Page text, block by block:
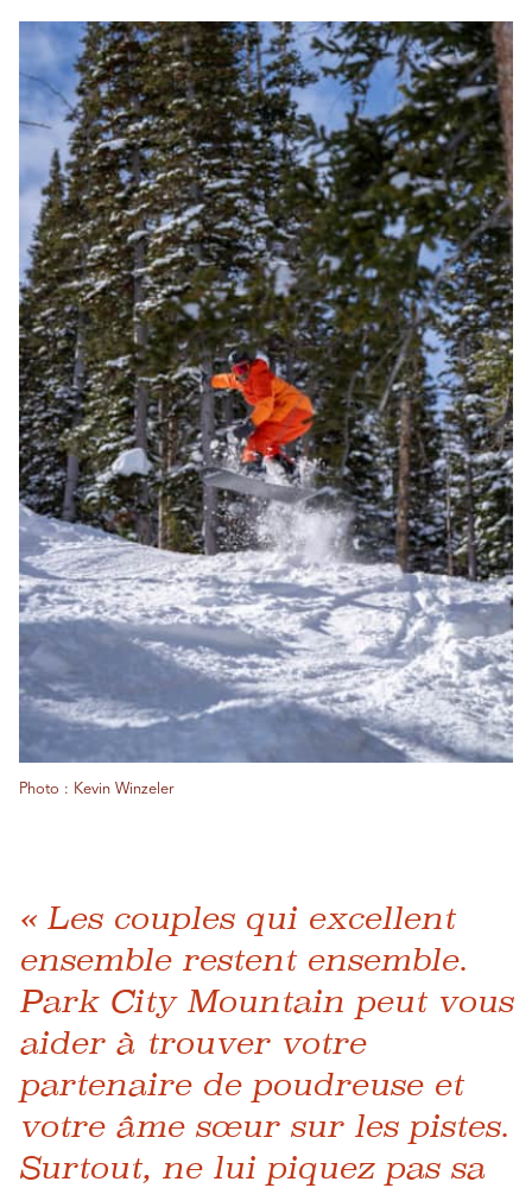
Photo : Kevin Winzeler
« Les couples qui excellent
ensemble restent ensemble.
Park City Mountain peut vous
aider à trouver votre
partenaire de poudreuse et
votre âme sœur sur les pistes.
Surtout, ne lui piquez pas sa